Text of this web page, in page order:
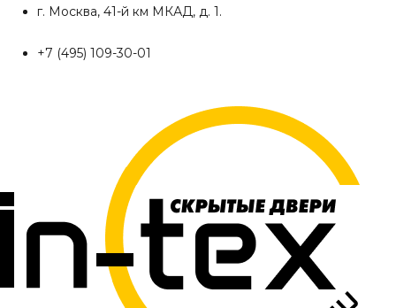
Перейти
содержимому
г. Москва, 41-й км МКАД, д. 1.
+7 (495) 109-30-01